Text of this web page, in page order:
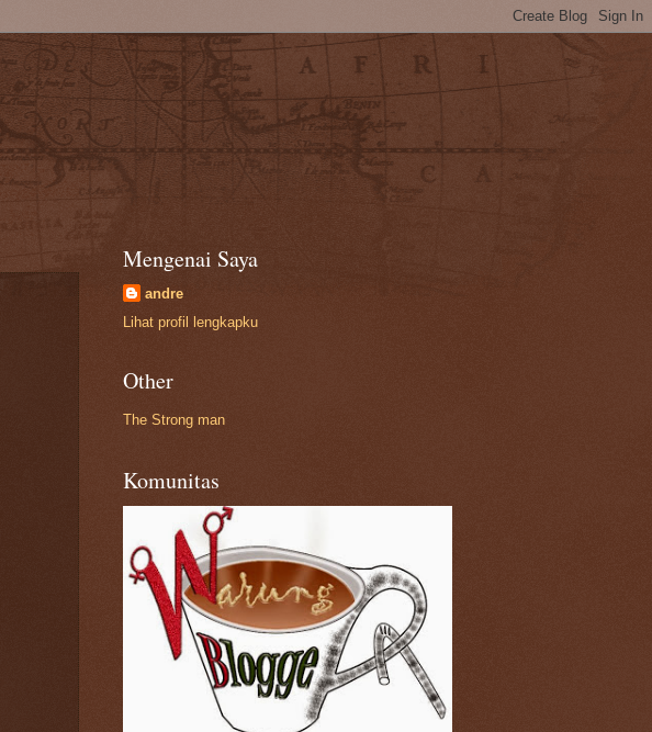
Mengenai Saya
andre
Lihat profil lengkapku
Other
The Strong man
Komunitas